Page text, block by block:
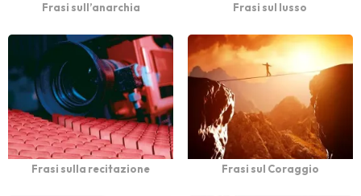
Frasi sull’anarchia Frasi sul lusso
Frasi sulla recitazione Frasi sul Coraggio